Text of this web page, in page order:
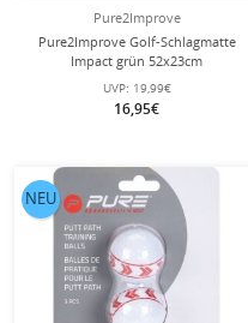
Pure2Improve
Pure2Improve Golf-Schlagmatte
Impact grün 52x23cm
UVP: 19,99€
16,95€
NEU